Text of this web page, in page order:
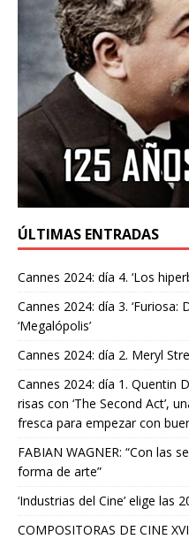
ÚLTIMAS ENTRADAS
Cannes 2024: día 4. ‘Los
Cannes 2024: día 3. ‘Furiosa:
‘Megalópolis’
Cannes 2024: día 2. Meryl
Cannes 2024: día 1. Quentin
risas con ‘The Second Act’,
fresca para empezar con
FABIAN WAGNER: “Con las
forma de arte”
‘Industrias del Cine’ elige las
COMPOSITORAS DE CINE